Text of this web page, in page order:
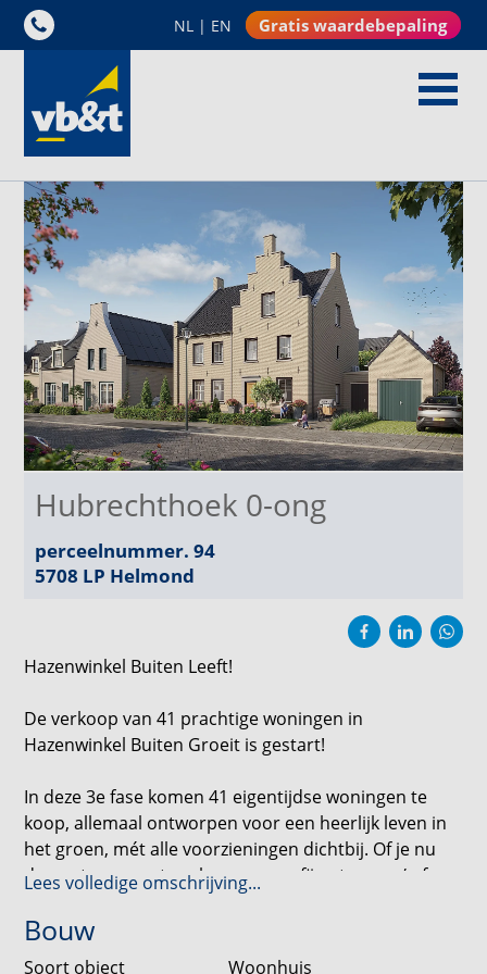
NL | EN Gratis waardebepaling
Hubrechthoek 0-ong
perceelnummer. 94
5708 LP Helmond
Hazenwinkel Buiten Leeft!
De verkoop van 41 prachtige woningen in
Hazenwinkel Buiten Groeit is gestart!
In deze 3e fase komen 41 eigentijdse woningen te
koop, allemaal ontworpen voor een heerlijk leven in
het groen, mét alle voorzieningen dichtbij. Of je nu
droomt van een tweekapper, een fijne tussen-/ of
hoekwoning, of een comfortabele
levensloopbestendige woning, er zit zeker iets voor
Lees volledige omschrijving...
Bouw
Soort object
Woonhuis